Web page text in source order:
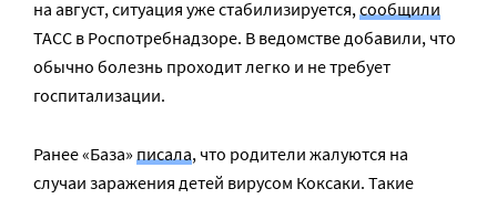
на август, ситуация уже стабилизируется,сообщили
ТАСС в Роспотребнадзоре. В ведомстве добавили, что
обычно болезнь проходит легко и не требует
госпитализации.
Ранее «База» писала, что родители жалуются на
случаи заражения детей вирусом Коксаки. Такие